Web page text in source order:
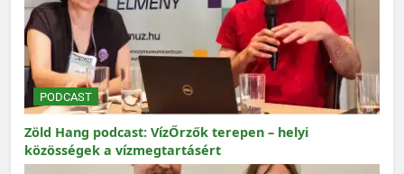
PODCAST
Zöld Hang podcast: VízŐrzők terepen – helyi
közösségek a vízmegtartásért